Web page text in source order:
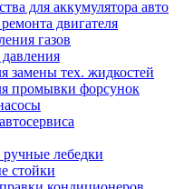
для аккумулятора авто
двигателя
газов
замены тех. жидкостей
промывки форсунок
лебедки
стойки